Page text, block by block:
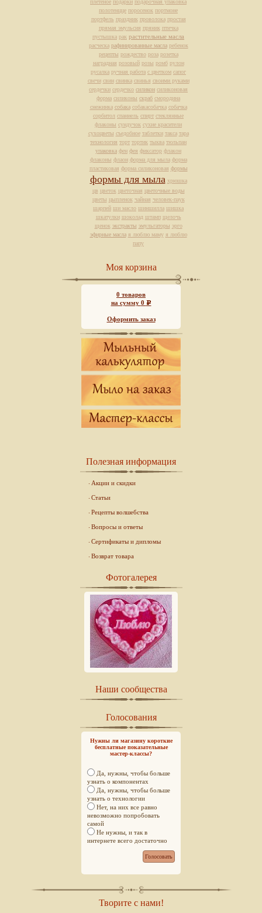
плетеное подарки подарочная упаковка
полотенцце поросенок портмоне
портфель праздник проволока простая
прямая эмульсия пряник птичка
пустышка рак растительные масла
расческа рафинированные масла ребенок
рецепты рождество роза розетка
наградная розовый розы ромб рулон
русалка ручная работа с цветком сапог
свечи свин свинка свинья своими руками
сердечки сердечко силикон силиконовая
форма силиконы скраб смородина
снежинка собака собакасобачка собачка
сорбитол спаниель спирт стеклянные
флаконы сундучок сухие красители
сухоцветы съедобное таблетки такса тара
технология торт тортик тыква тюльпан
упаковка фен фея фиксатор флакон
флаконы флаон форма для мыла форма
пластиковая форма силиконовая формы
формы для мыла хрюшка
цв цветок цветочная цветочные воды
цветы цыпленок чайная человек-паук
шарпей ши масло шиншилла шишка
шкатулки шоколад штамп щелочь
щенок экстракты эмульгаторы эрго
эфирные масла я люблю маму я люблю
папу
Моя корзина
0 товаров
на сумму 0 Р
Оформить заказ
Полезная информация
Акции и скидки
Статьи
Рецепты волшебства
Вопросы и ответы
Сертификаты и дипломы
Возврат товара
Фотогалерея
Наши сообщества
Голосования
Нужны ли магазину короткие
бесплатные показательные
мастер-классы?
Да, нужны, чтобы больше
узнать о компонентах
Да, нужны, чтобы больше
узнать о технологии
Нет, на них все равно
невозможно попробовать
самой
Не нужны, и так в
интернете всего достаточно
Творите с нами!